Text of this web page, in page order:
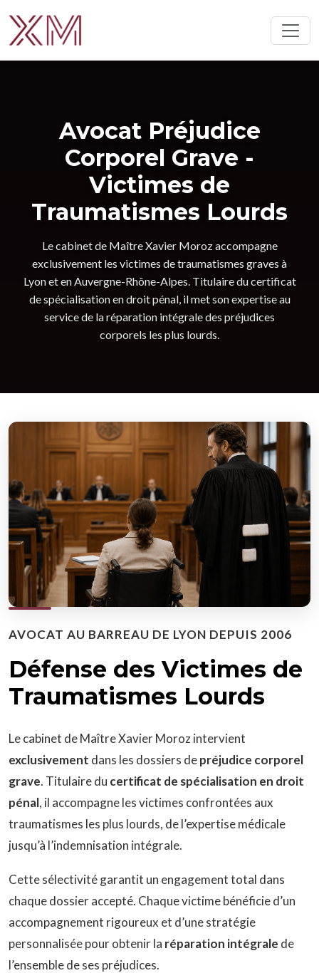
Avocat Préjudice
Corporel Grave -
Victimes de
Traumatismes Lourds
Le cabinet de Maître Xavier Moroz accompagne
exclusivement les victimes de traumatismes graves à
Lyon et en Auvergne-Rhône-Alpes. Titulaire du certificat
de spécialisation en droit pénal, il met son expertise au
service de la réparation intégrale des préjudices
corporels les plus lourds.
AVOCAT AU BARREAU DE LYON DEPUIS 2006
Défense des Victimes de
Traumatismes Lourds
Le cabinet de Maître Xavier Moroz intervient
exclusivement dans les dossiers depréjudice corporel
grave. Titulaire du certificat de spécialisation en droit
pénal, il accompagne les victimes confrontées aux
traumatismes les plus lourds, de l’expertise médicale
jusqu’à l’indemnisation intégrale.
Cette sélectivité garantit un engagement total dans
chaque dossier accepté. Chaque victime bénéficie d’un
accompagnement rigoureux et d’une stratégie
personnalisée pour obtenir la réparation intégrale de
l’ensemble de ses préjudices.